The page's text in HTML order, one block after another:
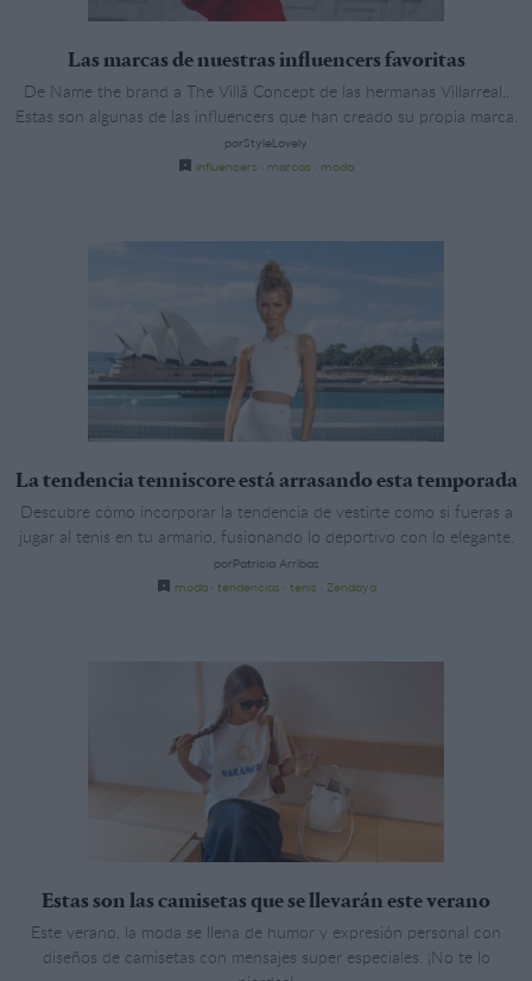
Las marcas de nuestras influencers favoritas
De Name the brand a The Villã Concept de las hermanas Villarreal..
Estas son algunas de las influencers que han creado su propia marca.
porStyleLovely
influencers
marcas moda
La tendencia tenniscore está arrasando esta temporada
Descubre cómo incorporar la tendencia de vestirte como si fueras a
jugar al tenis en tu armario, fusionando lo deportivo con lo elegante.
porPatricia Arribas
moda· tendencias tenis Zendaya
Estas son las camisetas que se llevarán este verano
Este verano, la moda se llena de humor y expresión personal con
diseños de camisetas con mensajes super especiales. ¡No te lo